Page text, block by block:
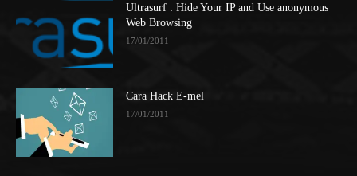
Ultrasurf : Hide Your IP and Use anonymous
Web Browsing
17/01/2011
Cara Hack E-mel
17/01/2011